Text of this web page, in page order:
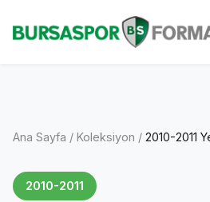
Ana Sayfa / Koleksiyon / 2010-2011
2010-2011